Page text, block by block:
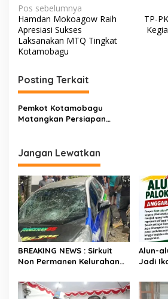
N
a
v
i
g
a
s
i
p
o
s
Pos sebelumnya
Hamdan Mokoagow Raih
Apresiasi Sukses
Laksanakan MTQ Tingkat
Kotamobagu
TP-
Posting Terkait
Pemkot Kotamobagu
Matangkan Persiapan
Jangan Lewatkan
BREAKING NEWS : Sirkuit
Non Permanen Kelurahan
Peserta Hilang Kendali
Tabrak Penonton
Alun-
Jadi